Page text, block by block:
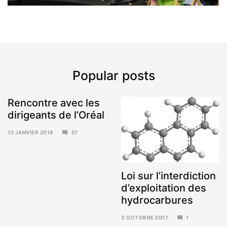
Popular posts
Rencontre avec les
dirigeants de l’Oréal
12 JANVIER 2018
57
Loi sur l’interdiction
d’exploitation des
hydrocarbures
3 OCTOBRE 2017
1